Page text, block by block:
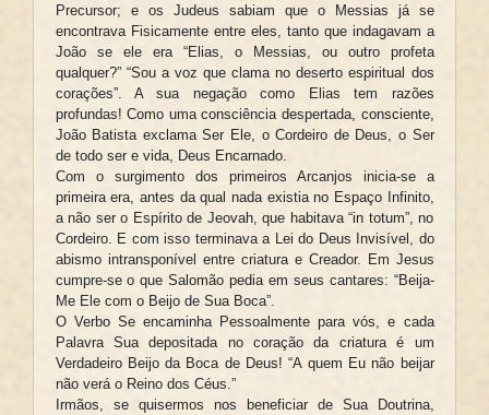
Precursor; e os Judeus sabiam que o Messias já se
encontrava Fisicamente entre eles, tanto que indagavam a
João se ele era “Elias, o Messias, ou outro profeta
qualquer?” “Sou a voz que clama no deserto espiritual dos
corações”. A sua negação como Elias tem razões
profundas! Como uma consciência despertada, consciente,
João Batista exclama Ser Ele, o Cordeiro de Deus, o Ser
de todo ser e vida, Deus Encarnado.
Com o surgimento dos primeiros Arcanjos inicia-se a
primeira era, antes da qual nada existia no Espaço Infinito,
a não ser o Espírito de Jeovah, que habitava “in totum”, no
Cordeiro. E com isso terminava a Lei do Deus Invisível, do
abismo intransponível entre criatura e Creador. Em Jesus
cumpre-se o que Salomão pedia em seus cantares: “Beija-
Me Ele com o Beijo de Sua Boca”.
O Verbo Se encaminha Pessoalmente para vós, e cada
Palavra Sua depositada no coração da criatura é um
Verdadeiro Beijo da Boca de Deus! “A quem Eu não beijar
não verá o Reino dos Céus.”
Irmãos, se quisermos nos beneficiar de Sua Doutrina,